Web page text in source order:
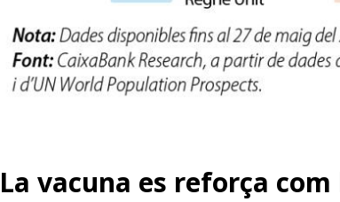
La vacuna es reforça